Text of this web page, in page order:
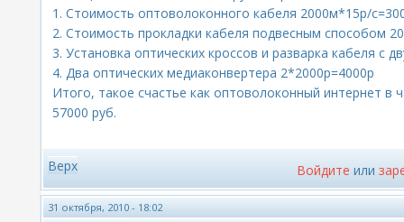
1. Стоимость оптоволоконного кабеля 2000м*15р/
2. Стоимость прокладки кабеля подвесным способом
3. Установка оптических кроссов и разварка кабеля с
4. Два оптических медиаконвертера 2*2000р=4000р
Итого, такое счастье как оптоволоконный
57000 руб.
Верх Войдите или
31 октября, 2010 - 18:02